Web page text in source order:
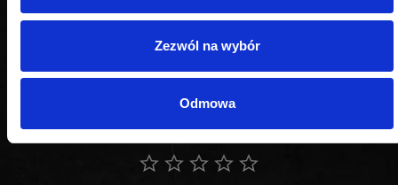
Zezwól na wybór
Odmowa
Nie weryfikujemy opinii czy pochodzą od
produktu lub go kupili.
0.0
0 opinii